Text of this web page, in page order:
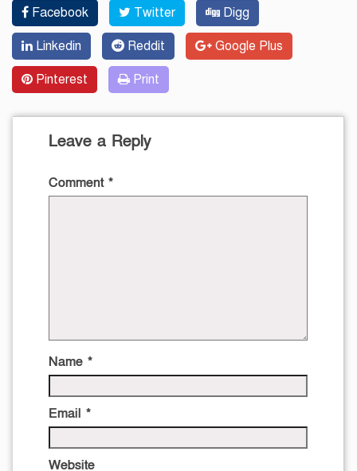
Facebook Twitter Digg
Linkedin Reddit Google Plus
Pinterest Print
Leave a Reply
Comment *
Name *
Email *
Website